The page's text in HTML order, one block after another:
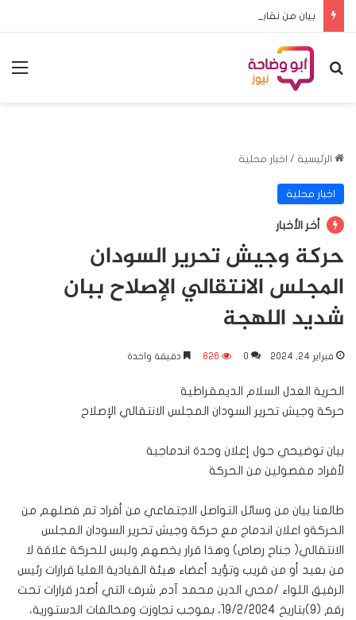
بيان من نقابه المعلمين حول الاعتداء على معلم بمحلية كرري
بحث عن
الرئيسية / اخبار محلية
اخبار محلية
أخر الأخبار
حركة وجيش تحرير السودان
المجلس الانتقالي الإصلاح ببان
شديد اللهجة
فبراير 24, 2024 0
826 دقيقة واحدة
الحرية العدل السلام الديمقراطية
حركة وجيش تحرير السودان المجلس الانتقالي الإصلاح
بيان توضيحي حول إعلان وحدة اندماجية
لأفراد مفصولين من الحركة
طالعنا بيان من وسائل التواصل الاجتماعي من أفراد تم فصلهم من
الحركةو اعلان اندماج مع حركة وجيش تحرير السودان المجلس
الانتقالي( جناح رصاص) وهذا قرار يخصهم وليس للحركة علاقة لا
من بعيد أو من قريب وتؤيد أعضاء هيئة القيادية العليا قرارات رئيس
الرفيق اللواء /محي الدين محمد آدم شرف التي أصدر قرارات تحت
رقم (9)بتاريخ 19/2/2024، بموجب تجاوزت ومخالفات الدستورية،